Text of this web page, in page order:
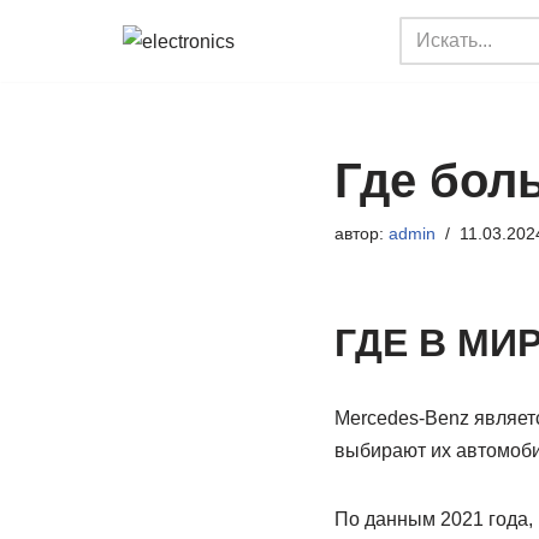
Где
автор: admin
ГДЕ В
Mercedes-Benz
выбирают их
По данным 2021